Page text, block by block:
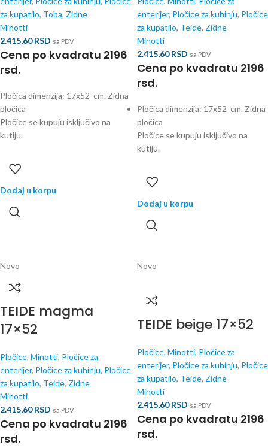
za kupatilo, Toba, Zidne
Minotti
2.415,60RSD sa PDV
Cena po kvadratu 2196
rsd.
Pločica dimenzija: 17x52 cm. Zidna
pločica
Pločice se kupuju isključivo na
kutiju.
Dodaj u korpu
enterijer, Pločice za kuhinju, Pločice
za kupatilo, Teide, Zidne
Minotti
2.415,60RSD sa PDV
Cena po kvadratu 2196
rsd.
Pločica dimenzija: 17x52 cm. Zidna
pločica
Pločice se kupuju isključivo na
kutiju.
Dodaj u korpu
Novo
TEIDE magma
17×52
Pločice, Minotti, Pločice za
enterijer, Pločice za kuhinju, Pločice
za kupatilo, Teide, Zidne
Minotti
2.415,60RSD sa PDV
Cena po kvadratu 2196
rsd.
Novo
TEIDE beige 17×52
Pločice, Minotti, Pločice za
enterijer, Pločice za kuhinju, Pločice
za kupatilo, Teide, Zidne
Minotti
2.415,60RSD sa PDV
Cena po kvadratu 2196
rsd.